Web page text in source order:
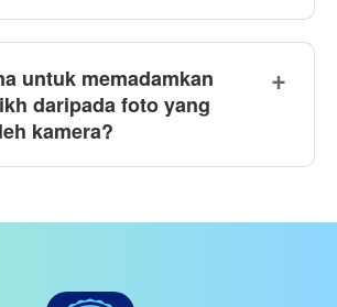
untuk memadamkan
daripada foto yang
kamera?